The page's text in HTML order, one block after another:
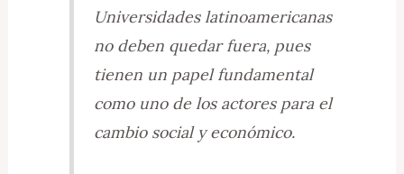
Universidades latinoamericanas
no deben quedar fuera, pues
tienen un papel fundamental
como uno de los actores para el
cambio social y económico.